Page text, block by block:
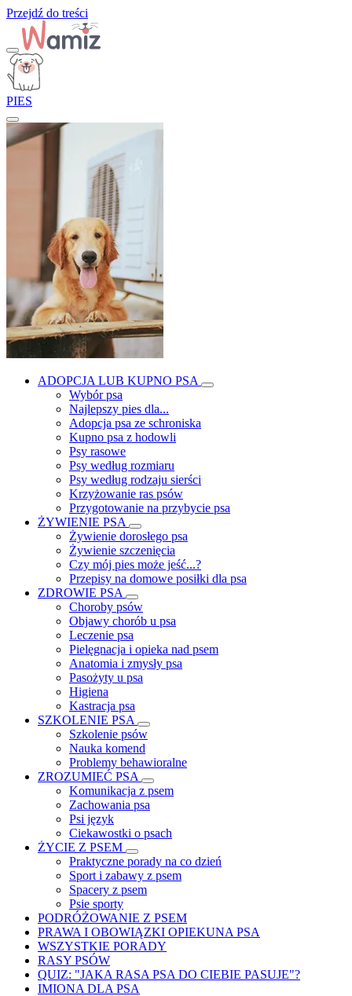
Przejdź do treści
PIES
ADOPCJA LUB KUPNO PSA
Wybór psa
Najlepszy pies dla...
Adopcja psa ze schroniska
Kupno psa z hodowli
Psy rasowe
Psy według rozmiaru
Psy według rodzaju sierści
Krzyżowanie ras psów
Przygotowanie na przybycie psa
ŻYWIENIE PSA
Żywienie dorosłego psa
Żywienie szczenięcia
Czy mój pies może jeść...?
Przepisy na domowe posiłki dla psa
ZDROWIE PSA
Choroby psów
Objawy chorób u psa
Leczenie psa
Pielęgnacja i opieka nad psem
Anatomia i zmysły psa
Pasożyty u psa
Higiena
Kastracja psa
SZKOLENIE PSA
Szkolenie psów
Nauka komend
Problemy behawioralne
ZROZUMIEĆ PSA
Komunikacja z psem
Zachowania psa
Psi język
Ciekawostki o psach
ŻYCIE Z PSEM
Praktyczne porady na co dzień
Sport i zabawy z psem
Spacery z psem
Psie sporty
PODRÓŻOWANIE Z PSEM
PRAWA I OBOWIĄZKI OPIEKUNA PSA
WSZYSTKIE PORADY
RASY PSÓW
QUIZ: "JAKA RASA PSA DO CIEBIE PASUJE"?
IMIONA DLA PSA